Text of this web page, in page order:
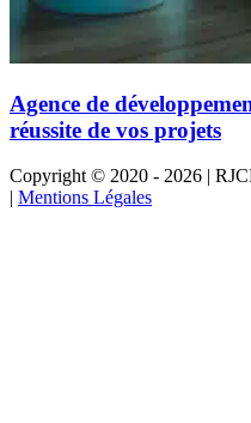
Agence de
réussite de vos projets
Copyright © 2020 - 2026 |
| Mentions Légales